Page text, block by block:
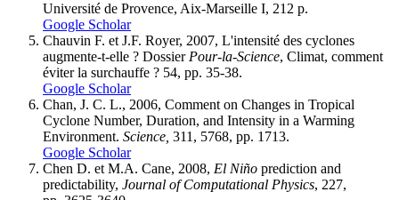
Université de Provence, Aix-Marseille I, 212 p.
Google Scholar
Chauvin F. et J.F. Royer, 2007, L'intensité des cyclones
augmente-t-elle ? Dossier Pour-la-Science, Climat, comment
éviter la surchauffe ? 54, pp. 35-38.
Google Scholar
Chan, J. C. L., 2006, Comment on Changes in Tropical
Cyclone Number, Duration, and Intensity in a Warming
Environment. Science, 311, 5768, pp. 1713.
Google Scholar
Chen D. et M.A. Cane, 2008, El Niño prediction and
predictability, Journal of Computational Physics, 227,